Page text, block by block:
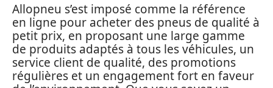
Allopneu s’est imposé comme la référence
en ligne pour acheter des pneus de qualité à
petit prix, en proposant une large gamme
de produits adaptés à tous les véhicules, un
service client de qualité, des promotions
régulières et un engagement fort en faveur